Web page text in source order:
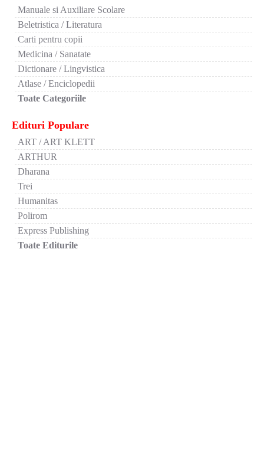
Manuale si Auxiliare Scolare
Beletristica / Literatura
Carti pentru copii
Medicina / Sanatate
Dictionare / Lingvistica
Atlase / Enciclopedii
Toate Categoriile
Edituri Populare
ART / ART KLETT
ARTHUR
Dharana
Trei
Humanitas
Polirom
Express Publishing
Toate Editurile